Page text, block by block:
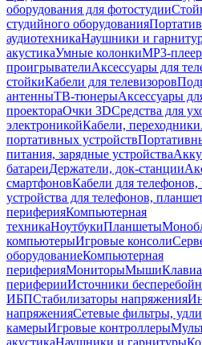
оборудования для фотостудии
студийного оборудования
аудиотехникаНаушники и
акустикаУмные колонкиMP3-
проигрывателиАксессуары для
стойкиКабели для телевизоров
антенныТВ-тюнерыАксессуары
проектораОчки 3DСредства для
электроникойКабели, переходники
портативных устройств
питания, зарядные устройства
батареиДержатели, док-станции
смартфоновКабели для
устройства для телефонов,
периферияКомпьютерная
техникаНоутбукиПланшеты
компьютерыИгровые консоли
оборудованиеКомпьютерная
периферияМониторыМыши
периферииИсточники
ИБПСтабилизаторы напряжения
напряженияСетевые фильтры,
камерыИгровые контроллеры
акустикаНаушники и гарнитуры